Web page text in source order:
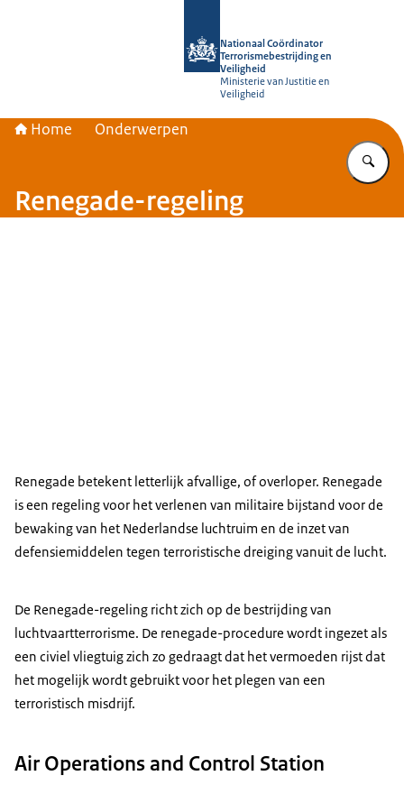
Nationaal Coördinator
Terrorismebestrijding en
Veiligheid
Ministerie van Justitie en
Veiligheid
Home Onderwerpen
Renegade-regeling
Renegade betekent letterlijk afvallige, of overloper. Renegade
is een regeling voor het verlenen van militaire bijstand voor de
bewaking van het Nederlandse luchtruim en de inzet van
defensiemiddelen tegen terroristische dreiging vanuit de lucht.
De Renegade-regeling richt zich op de bestrijding van
luchtvaartterrorisme. De renegade-procedure wordt ingezet als
een civiel vliegtuig zich zo gedraagt dat het vermoeden rijst dat
het mogelijk wordt gebruikt voor het plegen van een
terroristisch misdrijf.
Air Operations and Control Station